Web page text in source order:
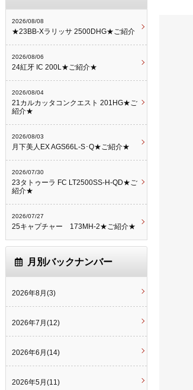
2026/08/08
★23BB-Xラリッサ 2500DHG★ご紹介
2026/08/06
24紅牙 IC 200L★ご紹介★
2026/08/04
21カルカッタコンクエスト 201HG★ご
紹介★
2026/08/03
月下美人EX AGS66L-S･Q★ご紹介★
2026/07/30
23タトゥーラ FC LT2500SS-H-QD★ご
紹介★
2026/07/27
25キャプチャー 173MH-2★ご紹介★
月別バックナンバー
2026年8月(3)
2026年7月(12)
2026年6月(14)
2026年5月(11)